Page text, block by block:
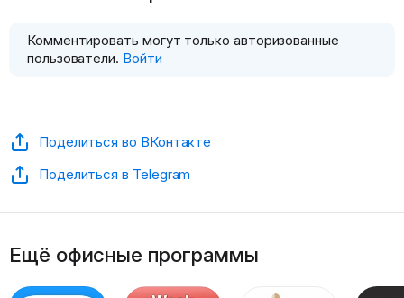
Комментировать могут только авторизованные
пользователи. Войти
Поделиться во ВКонтакте
Поделиться в Telegram
Ещё офисные программы